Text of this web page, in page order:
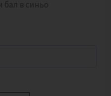
бал в синьо